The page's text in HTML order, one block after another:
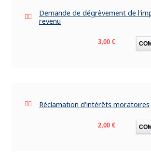
Demande de dégrèvement de
revenu
Prix
3,00 €
Réclamation d'intérêts moratoires
Prix
2,00 €